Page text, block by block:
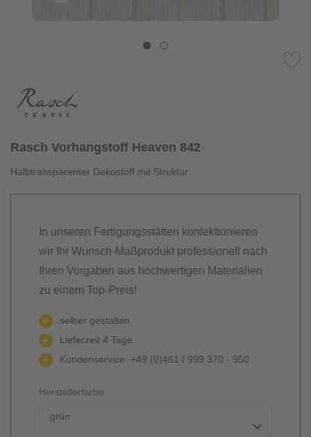
Rasch Vorhangstoff Heaven 842
Halbtransparenter Dekostoff mit Struktur
In unseren Fertigungsstätten konfektionieren
wir Ihr Wunsch-Maßprodukt professionell nach
Ihren Vorgaben aus hochwertigen Materialien
zu einem Top-Preis!
selber gestalten
Lieferzeit 4 Tage
Kundenservice: +49 (0)461 / 999 370 - 950
Herstellerfarbe
grün